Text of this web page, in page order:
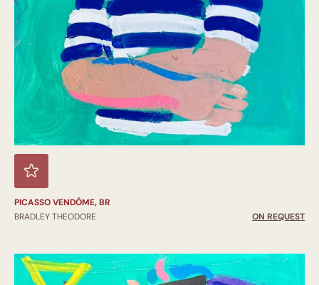
PICASSO VENDÔME, BR
BRADLEY THEODORE
ON REQUEST